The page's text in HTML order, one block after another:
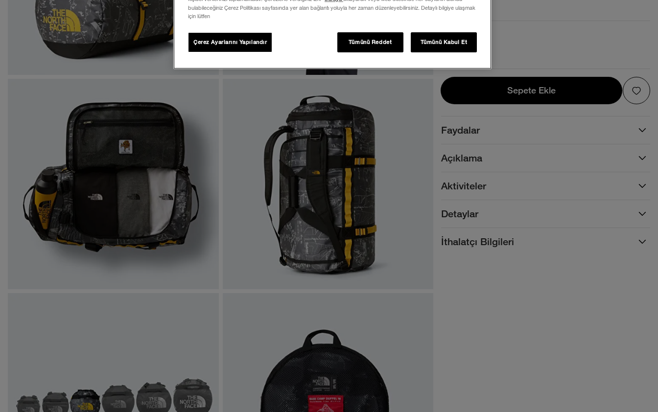
Beden ve Kalıp
Beden Tablosu
Sepete Ekle
Sepete Ekle
Açıklama
Detaylar
Aktiviteler
Faydalar
İthalatçı Bilgileri
bulabileceğiniz Çerez Politikası sayfasında yer alan bağlantı yoluyla her zaman düzenleyebilirsiniz. Detaylı bilgiye ulaşmak
için lütfen
Tümünü Reddet Tümünü Kabul Et
Çerez Ayarlarını Yapılandır